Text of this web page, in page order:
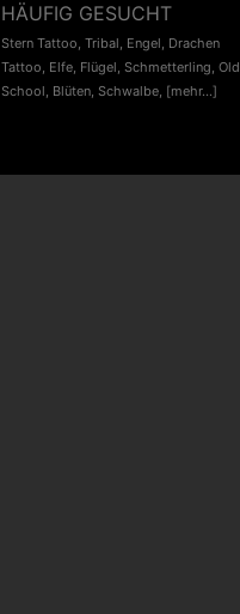
HÄUFIG GESUCHT
Stern Tattoo, Tribal, Engel, Drachen
Tattoo, Elfe, Flügel, Schmetterling, Old
School, Blüten, Schwalbe, [mehr...]